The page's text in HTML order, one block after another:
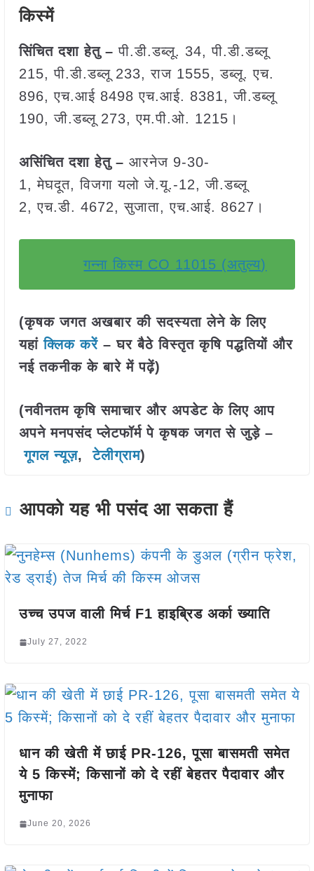
किस्में
सिंचित दशा हेतु – पी.डी.डब्लू. 34, पी.डी.डब्लू
215, पी.डी.डब्लू 233, राज 1555, डब्लू. एच.
896, एच.आई 8498 एच.आई. 8381, जी.डब्लू
190, जी.डब्लू 273, एम.पी.ओ. 1215।
असिंचित दशा हेतु – आरनेज 9-30-
1, मेघदूत, विजगा यलो जे.यू.-12, जी.डब्लू
2, एच.डी. 4672, सुजाता, एच.आई. 8627।
गन्ना किस्म CO 11015 (अतुल्य)
(कृषक जगत अखबार की सदस्यता लेने के लिए
यहांक्लिक करें– घर बैठे विस्तृत कृषि पद्धतियों और
नई तकनीक के बारे में पढ़ें)
(नवीनतम कृषि समाचार और अपडेट के लिए आप
अपने मनपसंद प्लेटफॉर्म पे कृषक जगत से जुड़े –
गूगल न्यूज़,टेलीग्राम)
आपको यह भी पसंद आ सकता हैं
उच्च उपज वाली मिर्च F1 हाइब्रिड अर्का ख्याति
July 27, 2022
धान की खेती में छाई PR-126, पूसा बासमती समेत
ये 5 किस्में; किसानों को दे रहीं बेहतर पैदावार और
मुनाफा
June 20, 2026